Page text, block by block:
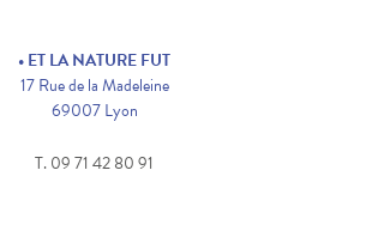
• ET LA NATURE FUT
17 Rue de la Madeleine
69007 Lyon
T. 09 71 42 80 91